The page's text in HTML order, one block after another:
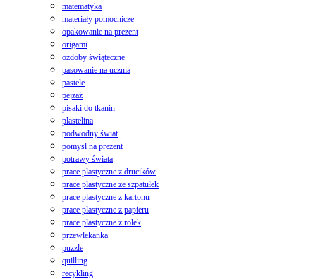
matematyka
materiały pomocnicze
opakowanie na prezent
origami
ozdoby świąteczne
pasowanie na ucznia
pastele
pejzaż
pisaki do tkanin
plastelina
podwodny świat
pomysł na prezent
potrawy świata
prace plastyczne z drucików
prace plastyczne ze szpatułek
prace plastyczne z kartonu
prace plastyczne z papieru
prace plastyczne z rolek
przewlekanka
puzzle
quilling
recykling